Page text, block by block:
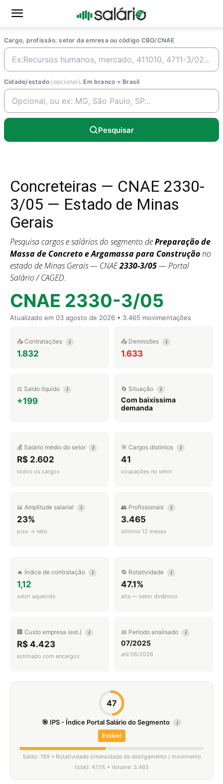
Cargo, profissão, setor da emresa ou código CBO/CNAE
Cidade/estado (opcional). Em branco = Brasil
Pesquisar
Concreteiras — CNAE 2330-
3/05 — Estado de Minas
Gerais
Pesquisa cargos e salários do segmento dePreparação de
Massa de Concreto e Argamassa para Construçãono
estado de Minas Gerais — CNAE2330-3/05— Portal
Salário / CAGED.
CNAE 2330-3/05
Atualizado em 03 agosto de 2026 • 3.465 movimentações
📥 Contratações i
1.832
📤 Demissões i
1.633
⚖️ Saldo líquido i
+199
🔄 Situação i
Com baixíssima
demanda
💰 Salário médio do setor i
R$ 2.602
todos os cargos
🎯 Cargos distintos i
41
ocupações no setor
📊 Amplitude salarial i
23%
piso → teto
👥 Profissionais i
3.465
últimos 12 meses
🔥 Índice de contratação i
1,12
setor aquecido
🔁 Rotatividade i
47.1%
alta — setor dinâmico
🏢 Custo empresa (est.) i
R$ 4.423
estimado com encargos
📅 Período analisado i
07/2025
até 06/2026
47
🎯 IPS - Índice Portal Salário do Segmento i
Estável
Saldo: 199 • Rotatividade (intensidade de desligamento / movimento
total): 47,1% • Volume: 3.465